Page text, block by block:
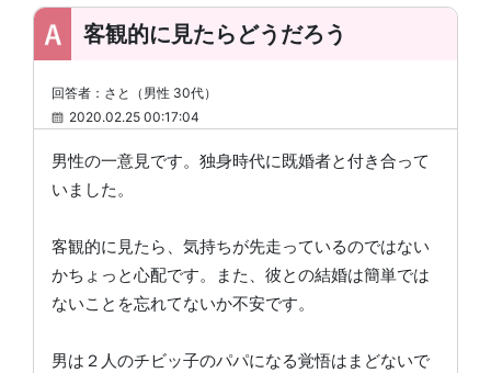
客観的に見たらどうだろう
回答者：さと（男性 30代）
2020.02.25 00:17:04
男性の一意見です。独身時代に既婚者と付き合って
いました。
客観的に見たら、気持ちが先走っているのではない
かちょっと心配です。また、彼との結婚は簡単では
ないことを忘れてないか不安です。
男は２人のチビッ子のパパになる覚悟はまどないで